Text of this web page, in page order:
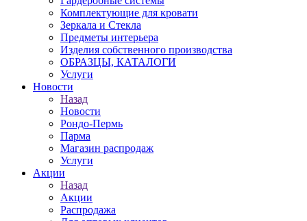
Комплектующие для кровати
Зеркала и Стекла
Предметы интерьера
Изделия собственного производства
ОБРАЗЦЫ, КАТАЛОГИ
Услуги
Новости
Назад
Новости
Рондо-Пермь
Парма
Магазин распродаж
Услуги
Акции
Назад
Акции
Распродажа